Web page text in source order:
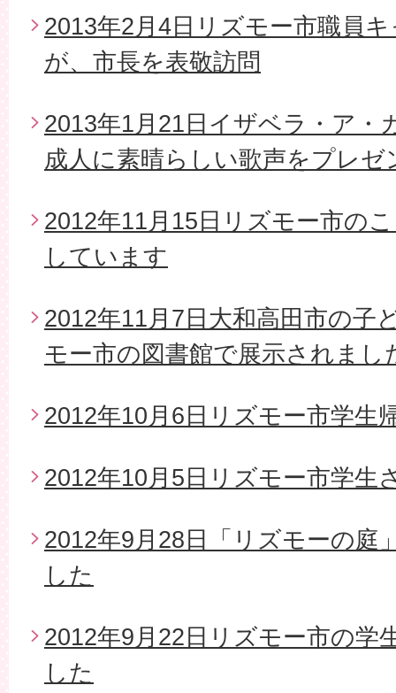
2013年2月4日リズモー市職員
が、市長を表敬訪問
2013年1月21日イザベラ・ア・
成人に素晴らしい歌声をプレ
2012年11月15日リズモー市の
しています
2012年11月7日大和高田市の子
モー市の図書館で展示されまし
2012年10月6日リズモー市学生
2012年10月5日リズモー市学生
2012年9月28日「リズモーの庭
した
2012年9月22日リズモー市の学
した